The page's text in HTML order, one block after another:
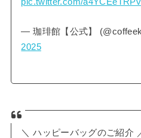
pic.twitter.com/a4YCEeTRPv
— 珈琲館【公式】
2025
＼ ハッピーバッグのご紹介